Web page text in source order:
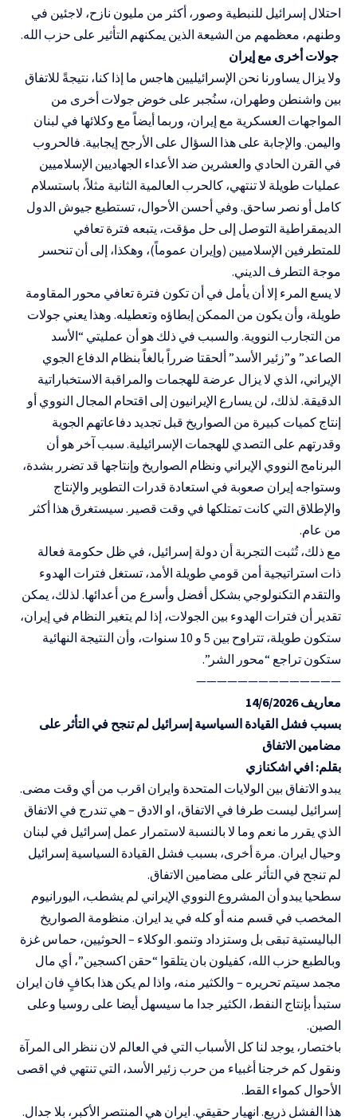
احتلال إسرائيل للنبطية وصور، أكثر من مليون نازح، لاجئين في
وطنهم، معظمهم من الشيعة الذين يمكنهم التأثير على حزب الله.
جولات أخرى مع إيران
ولا يزال يساورنا نحن الإسرائيليين هاجس ما إذا كنا، نتيجةً للاتفاق
بين واشنطن وطهران، سنُجبر على خوض جولات أخرى من
المواجهات العسكرية مع إيران، وربما أيضاً مع وكلائها في لبنان
واليمن. والإجابة على هذا السؤال على الأرجح إيجابية. فالحروب
في القرن الحادي والعشرين ضد الأعداء الجهاديين الإسلاميين
عمليات طويلة لا تنتهي، كالحرب العالمية الثانية مثلاً، باستسلام
كامل أو نصر ساحق. وفي أحسن الأحوال، تستطيع جيوش الدول
الديمقراطية التوصل إلى حل مؤقت، يتبعه فترة تعافي
للمتطرفين الإسلاميين (وإيران عموماً)، وهكذا، إلى أن تنحسر
موجة التطرف الديني.
لا يسع المرء إلا أن يأمل في أن تكون فترة تعافي محور المقاومة
طويلة، وأن يكون من الممكن إبطاؤه وتعطيله. وهذا يعني جولات
من التجارب النووية. والسبب في ذلك هو أن عمليتي “الأسد
الصاعد” و”زئير الأسد” ألحقتا ضرراً بالغاً بنظام الدفاع الجوي
الإيراني، الذي لا يزال عرضة للهجمات والمراقبة الاستخباراتية
الدقيقة. لذلك، لن يسارع الإيرانيون إلى اقتحام المجال النووي أو
إنتاج كميات كبيرة من الصواريخ قبل تجديد دفاعاتهم الجوية
وقدرتهم على التصدي للهجمات الإسرائيلية. سبب آخر هو أن
البرنامج النووي الإيراني ونظام الصواريخ وإنتاجها قد تضرر بشدة،
وستواجه إيران صعوبة في استعادة قدرات التطوير والإنتاج
والإطلاق التي كانت تمتلكها في وقت قصير. سيستغرق هذا أكثر
من عام.
مع ذلك، تُثبت التجربة أن دولة إسرائيل، في ظل حكومة فعالة
ذات استراتيجية أمن قومي طويلة الأمد، تستغل فترات الهدوء
والتقدم التكنولوجي بشكل أفضل وأسرع من أعدائها. لذلك، يمكن
تقدير أن فترات الهدوء بين الجولات، إذا لم يتغير النظام في إيران،
ستكون طويلة، تتراوح بين 5 و 10 سنوات، وأن النتيجة النهائية
ستكون تراجع “محور الشر”.
——————————————
معاريف 14/6/2026
بسبب فشل القيادة السياسية إسرائيل لم تنجح في التأثر على
مضامين الاتفاق
بقلم: افي اشكنازي
يبدو الاتفاق بين الولايات المتحدة وايران اقرب من أي وقت مضى.
إسرائيل ليست طرفا في الاتفاق، او الادق – هي تندرج في الاتفاق
الذي يقرر ما نعم وما لا بالنسبة لاستمرار عمل إسرائيل في لبنان
وحيال ايران. مرة أخرى، بسبب فشل القيادة السياسية إسرائيل
لم تنجح في التأثر على مضامين الاتفاق.
سطحيا يبدو أن المشروع النووي الإيراني لم يشطب، اليورانيوم
المخصب في قسم منه أو كله في يد ايران. منظومة الصواريخ
الباليستية تبقى بل وستزداد وتنمو. الوكلاء – الحوثيين، حماس غزة
وبالطبع حزب الله، كفيلون بان يتلقوا “حقن اكسجين”، أي مال
مجمد سيتم تحريره – والكثير منه، واذا لم يكن هذا بكافٍ فان ايران
ستبدأ بإنتاج النفط، الكثير جدا ما سيسهل أيضا على روسيا وعلى
الصين.
باختصار، يوجد لنا كل الأسباب التي في العالم لان ننظر الى المرآة
ونقول كم خرجنا أغبياء من حرب زئير الأسد، التي تنتهي في اقصى
الأحوال كمواء القط.
هذا الفشل ذريع. انهيار حقيقي. ايران هي المنتصر الأكبر، بلا جدال.